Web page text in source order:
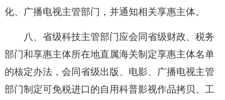
化、广播电视主管部门，并通知相关享惠主体。
八、省级科技主管部门应会同省级财政、税务
部门和享惠主体所在地直属海关制定享惠主体名单
的核定办法，会同省级出版、电影、广播电视主管
部门制定可免税进口的自用科普影视作品拷贝、工